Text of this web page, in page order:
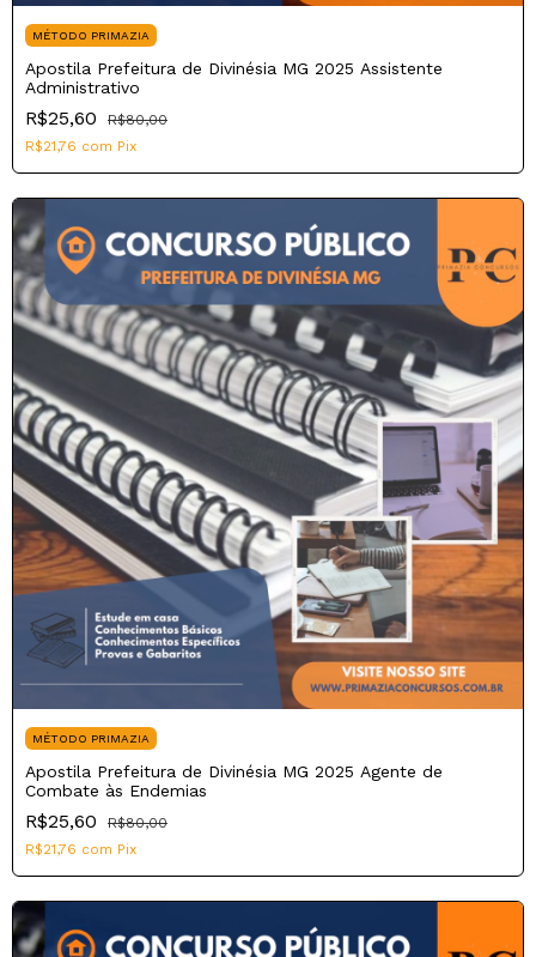
MÉTODO PRIMAZIA
Apostila Prefeitura de Divinésia MG 2025 Assistente
Administrativo
R$25,60
R$80,00
R$21,76 com Pix
MÉTODO PRIMAZIA
Apostila Prefeitura de Divinésia MG 2025 Agente de
Combate às Endemias
R$25,60
R$80,00
R$21,76 com Pix